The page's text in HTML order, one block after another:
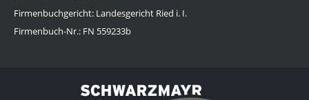
Firmenbuchgericht: Landesgericht Ried i. I.
Firmenbuch-Nr.: FN 559233b